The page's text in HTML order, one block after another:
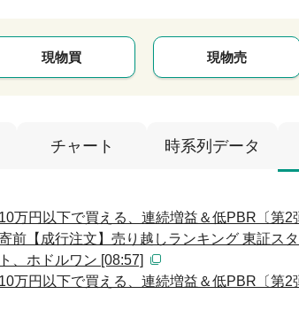
現物買 現物売
チャート 時系列データ
10万円以下で買える、連続増益＆低PBR〔第2
前【成行注文】売り越しランキング 東証ス
ト、ホドルワン [08:57]
10万円以下で買える、連続増益＆低PBR〔第2